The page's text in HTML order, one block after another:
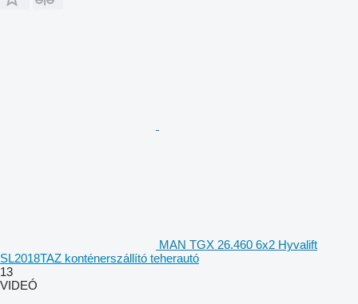
MAN TGX 26.460 6x2 Hyvalift
SL2018TAZ konténerszállító teherautó
13
VIDEÓ